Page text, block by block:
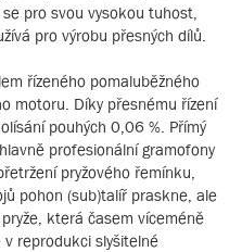
pro svou vysokou tuhost,
pro výrobu přesných dílů.
řízeného pomaluběžného
motoru. Díky přesnému řízení
pouhých 0,06 %. Přímý
profesionální gramofony
pryžového řemínku,
pohon (sub)talíř praskne, ale
která časem víceméně
v reprodukci slyšitelné